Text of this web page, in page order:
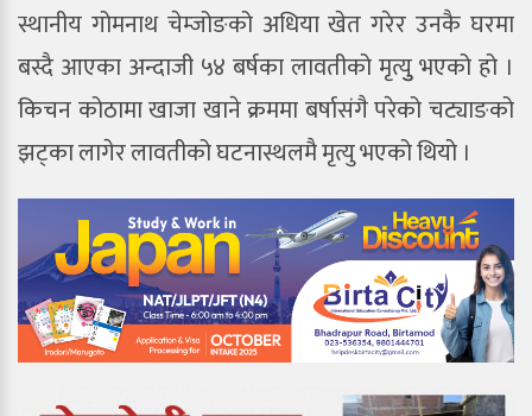
स्थानीय गोमनाथ चेम्जोङको अधिया खेत गरेर उनकै घरमा
बस्दै आएका अन्दाजी ५४ बर्षका लावतीको मृत्युु भएको हो ।
किचन कोठामा खाजा खाने क्रममा बर्षासंगै परेको चट्याङको
झट्का लागेर लावतीको घटनास्थलमै मृत्यु भएको थियो ।